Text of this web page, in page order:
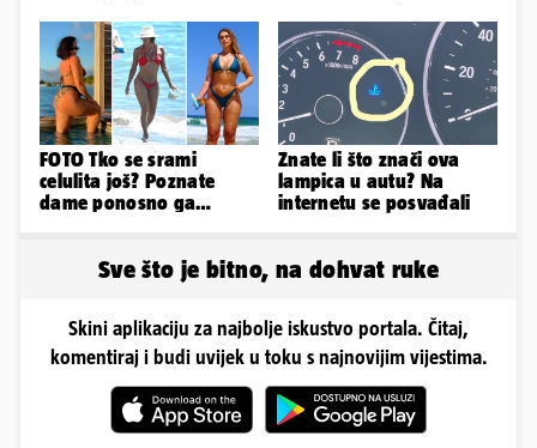
sve
FOTO Tko se srami
celulita još? Poznate
dame ponosno ga
Znate li što znači ova
lampica u autu? Na
internetu se posvađali
Sve što je bitno, na dohvat ruke
Skini aplikaciju za najbolje iskustvo portala. Čitaj,
komentiraj i budi uvijek u toku s najnovijim vijestima.